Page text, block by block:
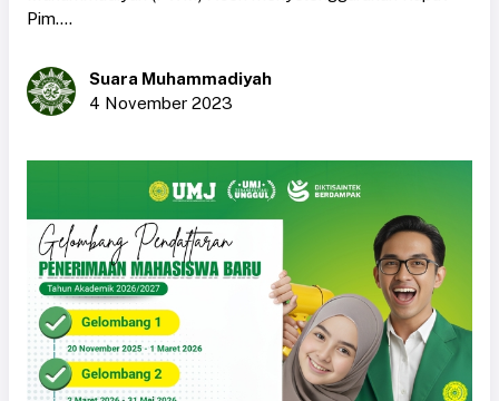
Pim....
Suara Muhammadiyah
4 November 2023